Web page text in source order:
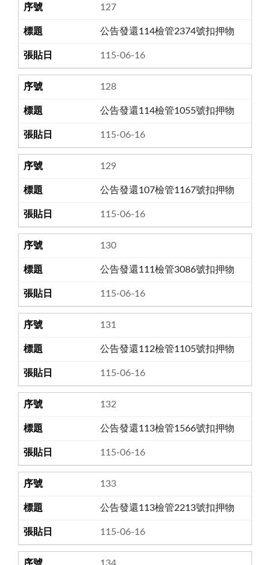
127
公告發還114檢管2374號扣押物
115-06-16
128
公告發還114檢管1055號扣押物
115-06-16
129
公告發還107檢管1167號扣押物
115-06-16
130
公告發還111檢管3086號扣押物
115-06-16
131
公告發還112檢管1105號扣押物
115-06-16
132
公告發還113檢管1566號扣押物
115-06-16
133
公告發還113檢管2213號扣押物
115-06-16